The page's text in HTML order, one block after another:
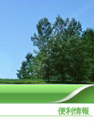
務所
便利情報